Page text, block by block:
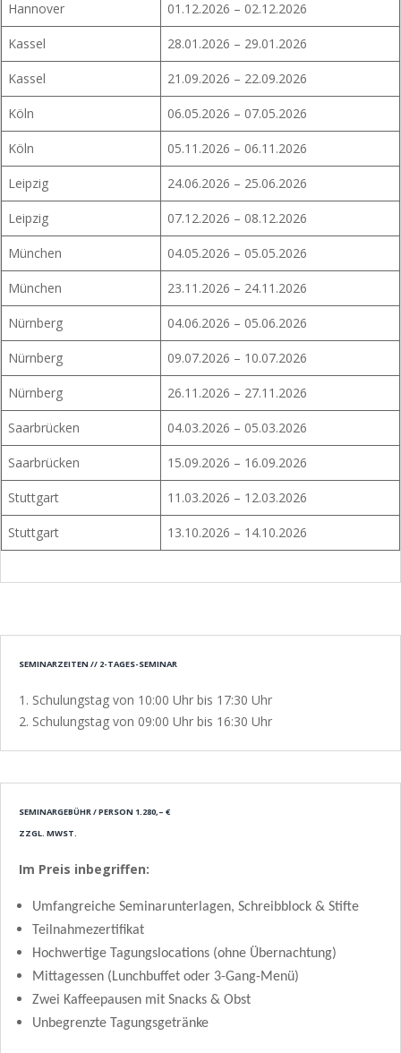
Hannover 01.12.2026 – 02.12.2026
Kassel 28.01.2026 – 29.01.2026
Kassel 21.09.2026 – 22.09.2026
Köln 06.05.2026 – 07.05.2026
Köln 05.11.2026 – 06.11.2026
Leipzig 24.06.2026 – 25.06.2026
Leipzig 07.12.2026 – 08.12.2026
München 04.05.2026 – 05.05.2026
München 23.11.2026 – 24.11.2026
Nürnberg 04.06.2026 – 05.06.2026
Nürnberg 09.07.2026 – 10.07.2026
Nürnberg 26.11.2026 – 27.11.2026
Saarbrücken 04.03.2026 – 05.03.2026
Saarbrücken 15.09.2026 – 16.09.2026
Stuttgart 11.03.2026 – 12.03.2026
Stuttgart 13.10.2026 – 14.10.2026
SEMINARZEITEN // 2-TAGES-SEMINAR
1. Schulungstag von 10:00 Uhr bis 17:30 Uhr
2. Schulungstag von 09:00 Uhr bis 16:30 Uhr
SEMINARGEBÜHR / PERSON 1.280,– €
ZZGL. MWST.
Im Preis inbegriffen:
Umfangreiche Seminarunterlagen, Schreibblock & Stifte
Teilnahmezertifikat
Hochwertige Tagungslocations (ohne Übernachtung)
Mittagessen (Lunchbuffet oder 3-Gang-Menü)
Zwei Kaffeepausen mit Snacks & Obst
Unbegrenzte Tagungsgetränke